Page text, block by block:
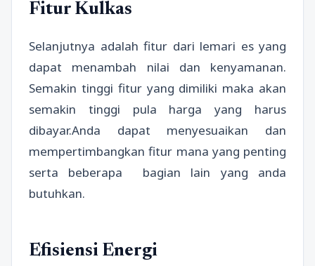
Fitur Kulkas
Selanjutnya adalah fitur dari lemari es yang
dapat menambah nilai dan kenyamanan.
Semakin tinggi fitur yang dimiliki maka akan
semakin tinggi pula harga yang harus
dibayar.Anda dapat menyesuaikan dan
mempertimbangkan fitur mana yang penting
serta beberapa bagian lain yang anda
butuhkan.
Efisiensi Energi